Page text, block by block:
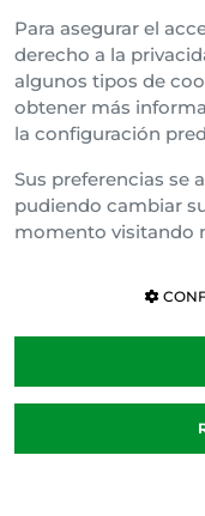
Gipuzko Buru
Ipar Buru
Napar Buru
Para asegurar el
derecho a la
algunos tipos de
obtener más
la configuración
Sus preferencias se
pudiendo cambiar
momento visitando